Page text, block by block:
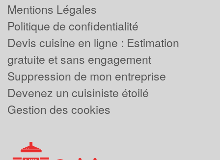
Mentions Légales
Politique de confidentialité
Devis cuisine en ligne : Estimation
gratuite et sans engagement
Suppression de mon entreprise
Devenez un cuisiniste étoilé
Gestion des cookies